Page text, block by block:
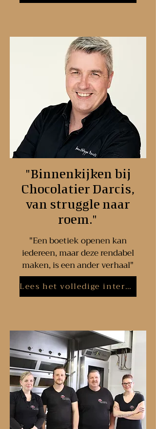
"Binnenkijken bij
Chocolatier Darcis,
van struggle naar
roem."
"Een boetiek openen kan
iedereen, maar deze rendabel
maken, is een ander verhaal"
Lees het volledige interview